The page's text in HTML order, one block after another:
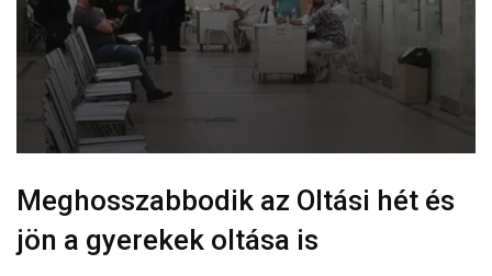
Meghosszabbodik az Oltási hét és
jön a gyerekek oltása is